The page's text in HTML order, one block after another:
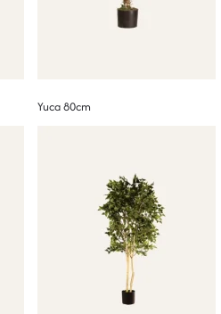
Yuca 80cm